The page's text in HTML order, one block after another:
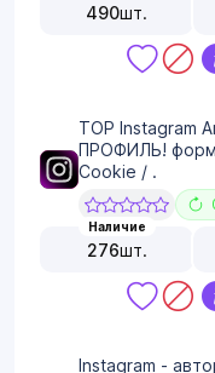
490шт.
TOP Instagram
ПРОФИЛЬ!
Cookie / .
Наличие
276шт.
Instagram -